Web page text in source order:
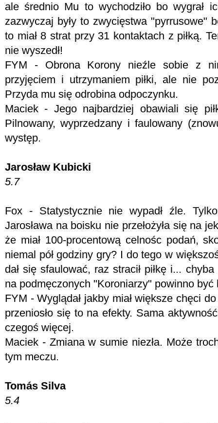
ale średnio Mu to wychodziło bo wygrał
zazwyczaj były to zwycięstwa "pyrrusowe"
to miał 8 strat przy 31 kontaktach z piłką.
nie wyszedł!
FYM - Obrona Korony nieźle sobie z
przyjęciem i utrzymaniem piłki, ale nie
Przyda mu się odrobina odpoczynku.
Maciek - Jego najbardziej obawiali się
Pilnowany, wyprzedzany i faulowany
występ.
Jarosław Kubicki
5.7
Fox - Statystycznie nie wypadł źle.
Jarosława na boisku nie przełożyła się na
że miał 100-procentową celnośc podań,
niemal pół godziny gry? I do tego w
dał się sfaulować, raz stracił piłkę i...
na podmęczonych "Koroniarzy" powinno być
FYM -Wyglądał jakby miał większe chęci
przeniosło się to na efekty. Sama
czegoś więcej.
Maciek - Zmiana w sumie niezła. Może
tym meczu.
Tomás Silva
5.4